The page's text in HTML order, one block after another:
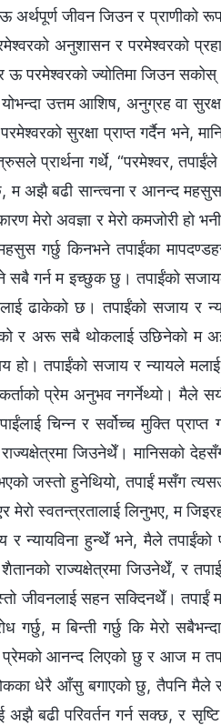
अर्थपूर्ण जीवन जिउन र प्राणीको
अनुशासन र परमेश्‍वरको
परमेश्‍वरको ज्योतिमा जिउन
योभन्दा उत्तम आशिष, अनुग्रह वा
सुरक्षा प्राप्त गर्दैन भने,
प्रार्थना गर्थे, “परमेश्‍वर,
म अझै बढी सान्त्वना र आनन्द
मेरो अवज्ञा र मेरो कमजोरी हो
गर्छु किनभने तपाईंका
सबै गर्न म इच्‍छुक छु। तपाईंको
ढाकेको छ। तपाईंको सजाय र
र अरू सबै थोकलाई उछिनेको म
हो। तपाईंको सजाय र न्यायले
प्रेम अनुभव नगर्नेथ्यो। मैले
चिन्‍न र सर्वोच्‍च मुक्ति
जिउनेथेँ। मानिसको
जस्तो हुनेथियो, तपाईं मसँग
मेरो स्वतन्त्रतालाई लिनुभए, म
र न्यायविना हुन्थेँ भने, मैले
शैतानको राज्यक्षेत्रमा जिउनेथेँ, र
जीवनलाई सहन सक्‍दिनथेँ।
गर्छु, म बिन्ती गर्छु कि मेरो
आनन्द लिएको छु र आज म
धेरै आँसु बगाएको छु, तैपनि
बढी परिवर्तन गर्न सक्छ, र